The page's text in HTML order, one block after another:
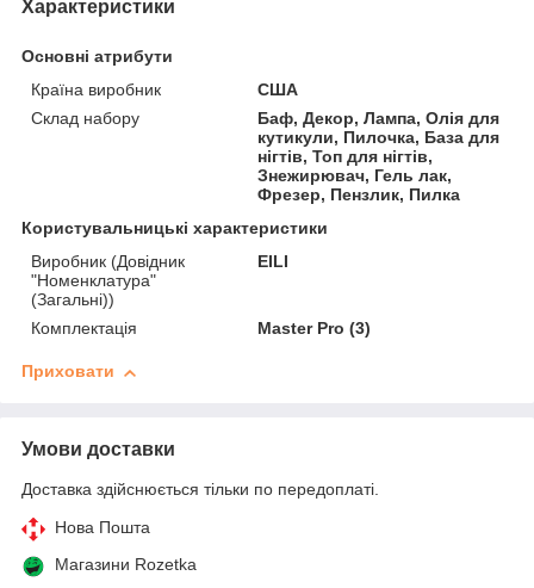
Характеристики
Основні атрибути
Країна виробник
США
Склад набору
Баф, Декор, Лампа, Олія для
кутикули, Пилочка, База для
нігтів, Топ для нігтів,
Знежирювач, Гель лак,
Фрезер, Пензлик, Пилка
Користувальницькі характеристики
Виробник (Довідник
"Номенклатура"
(Загальні))
EILI
Комплектація Master Pro (3)
Приховати
Умови доставки
Доставка здійснюється тільки по передоплаті.
Нова Пошта
Магазини Rozetka